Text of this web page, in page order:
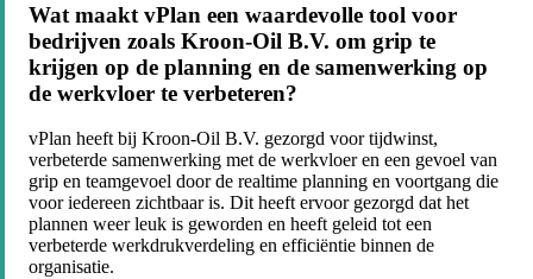
Wat maakt vPlan een waardevolle tool voor
bedrijven zoals Kroon-Oil B.V. om grip te
krijgen op de planning en de samenwerking op
de werkvloer te verbeteren?
vPlan heeft bij Kroon-Oil B.V. gezorgd voor tijdwinst,
verbeterde samenwerking met de werkvloer en een gevoel van
grip en teamgevoel door de realtime planning en voortgang die
voor iedereen zichtbaar is. Dit heeft ervoor gezorgd dat het
plannen weer leuk is geworden en heeft geleid tot een
verbeterde werkdrukverdeling en efficiëntie binnen de
organisatie.